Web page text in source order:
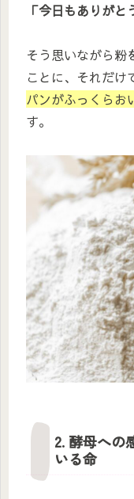
「今日もありがと
そう思いながら粉
ことに、それだけ
パンがふっくらお
す。
2. 酵母への
いる命